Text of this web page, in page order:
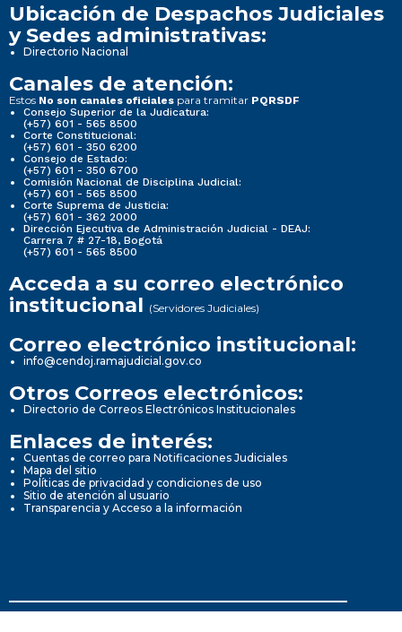
Ubicación de Despachos Judiciales
y Sedes administrativas:
Directorio Nacional
Canales de atención:
Estos No son canales oficiales para tramitar PQRSDF
Consejo Superior de la Judicatura:
(+57) 601 - 565 8500
Corte Constitucional:
(+57) 601 - 350 6200
Consejo de Estado:
(+57) 601 - 350 6700
Comisión Nacional de Disciplina Judicial:
(+57) 601 - 565 8500
Corte Suprema de Justicia:
(+57) 601 - 362 2000
Dirección Ejecutiva de Administración Judicial - DEAJ:
Carrera 7 # 27-18, Bogotá
(+57) 601 - 565 8500
Acceda a su correo electrónico
institucional (Servidores Judiciales)
Correo electrónico institucional:
info@cendoj.ramajudicial.gov.co
Otros Correos electrónicos:
Directorio de Correos Electrónicos Institucionales
Enlaces de interés:
Cuentas de correo para Notificaciones Judiciales
Mapa del sitio
Políticas de privacidad y condiciones de uso
Sitio de atención al usuario
Transparencia y Acceso a la información